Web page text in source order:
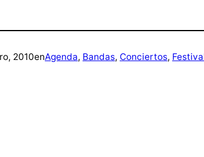
2010enAgenda, Bandas, Conciertos,